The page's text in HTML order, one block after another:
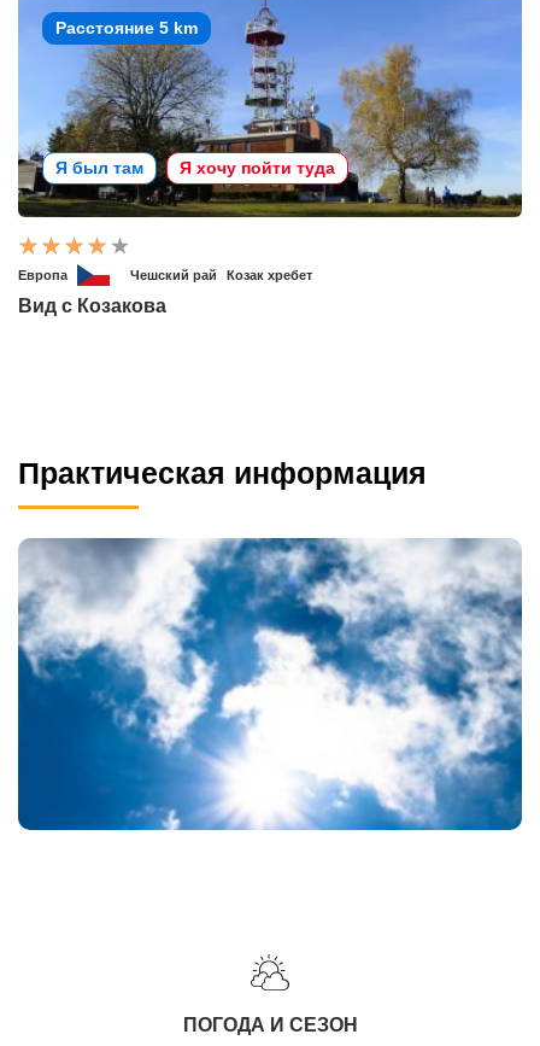
Расстояние 5 km
Я был там Я хочу пойти туда
Европа Чешский рай Козак хребет
Вид с Козакова
Практическая информация
ПОГОДА И СЕЗОН